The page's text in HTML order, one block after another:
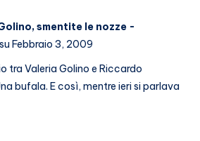
smentite le nozze -
su Febbraio 3, 2009
tra Valeria Golino e Riccardo
bufala. E così, mentre ieri si parlava